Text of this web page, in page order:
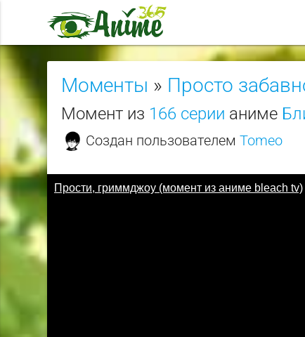
Моменты » Просто
Момент из 166 серии аниме
Создан пользователемTomeo